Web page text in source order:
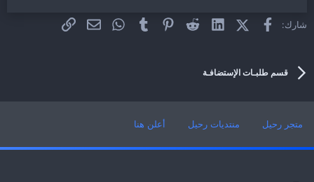
H طلب استضافة مدفوعة لمنتدى على استضافة مجانية شارك: فيسبوكX (Twitter)
LinkedIn
Reddit
Pinterest
Tumblr
WhatsAppالبريد الإلكتروني
الرابط
قسم طلبـات الإستضافـة
متجر رحيل منتديات رحيل أعلن هنا